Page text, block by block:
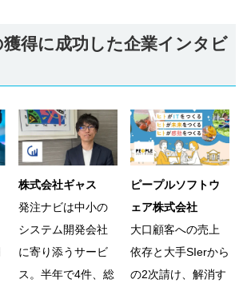
得に成功した企業インタビ
株式会社ギャス
発注ナビは中小の
システム開発会社
に寄り添うサービ
ス。半年で4件、総
ピープルソフトウ
ェア株式会社
大口顧客への売上
依存と大手SIerから
の2次請け、解消す